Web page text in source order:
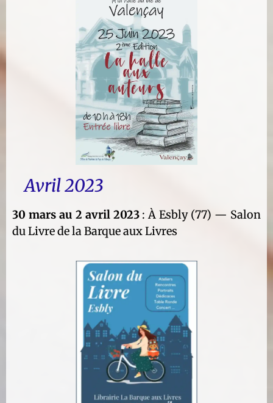
Avril 2023
30 mars au 2 avril 2023: À Esbly (77) — Salon
du Livre de la Barque aux Livres